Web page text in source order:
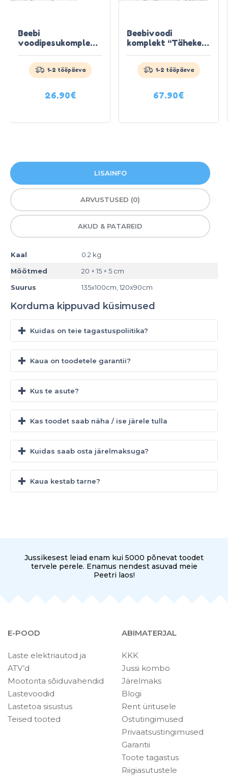
Beebi
voodipesukomplekt
135x100cm
1-2 tööpäeva
26.90€
Toode laos. Kiire tarne!
Tutvu
tootega
Beebivoodi
komplekt “Täheke”,
1-2 tööpäeva
67.90€
Toode laos. Kiire tarne!
Tutvu
tootega
LISAINFO
ARVUSTUSED (0)
AKUD & PATAREID
Kaal
0.2 kg
Mõõtmed
20 × 15 × 5 cm
Suurus
135x100cm, 120x90cm
Korduma kippuvad küsimused
Kuidas on teie tagastuspoliitika?
Kaua on toodetele garantii?
Kus te asute?
Kas toodet saab näha / ise järele tulla
Kuidas saab osta järelmaksuga?
Kaua kestab tarne?
Jussikesest leiad enam kui 5000 põnevat toodet
tervele perele. Enamus nendest asuvad meie
Peetri laos!
E-POOD
Laste elektriautod ja
ATV’d
Mootorita sõiduvahendid
Lastevoodid
Lastetoa sisustus
Teised tooted
ABIMATERJAL
KKK
Jussi kombo
Järelmaks
Blogi
Rent üritusele
Ostutingimused
Privaatsustingimused
Garantii
Toote tagastus
Riigiasutustele